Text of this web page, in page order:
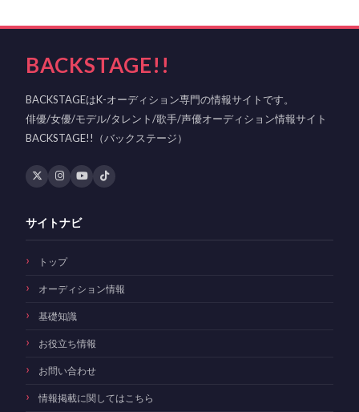
BACKSTAGE!!
BACKSTAGEはK-オーディション専門の情報サイトです。
俳優/女優/モデル/タレント/歌手/声優オーディション情報サイト
BACKSTAGE!!（バックステージ）
サイトナビ
トップ
オーディション情報
基礎知識
お役立ち情報
お問い合わせ
情報掲載に関してはこちら